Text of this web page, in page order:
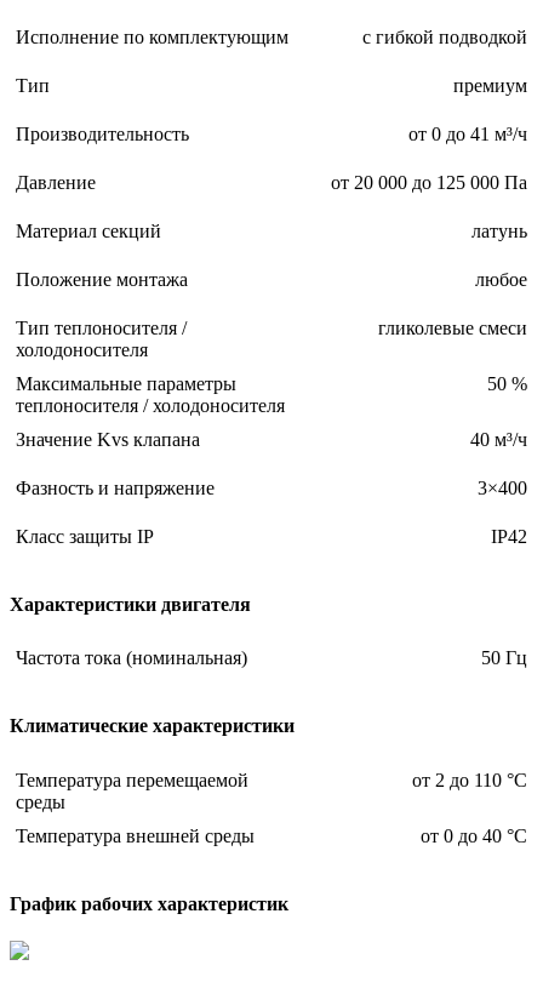
Исполнение по комплектующим с гибкой подводкой
Тип премиум
Производительность от 0 до 41 м³/ч
Давление от 20 000 до 125 000 Па
Материал секций латунь
Положение монтажа любое
Тип теплоносителя /
холодоносителя
гликолевые смеси
Максимальные параметры
теплоносителя / холодоносителя
50 %
Значение Kvs клапана 40 м³/ч
Фазность и напряжение 3×400
Класс защиты IP IP42
Характеристики двигателя
Частота тока (номинальная) 50 Гц
Климатические характеристики
Температура перемещаемой
среды
от 2 до 110 °С
Температура внешней среды от 0 до 40 °С
График рабочих характеристик